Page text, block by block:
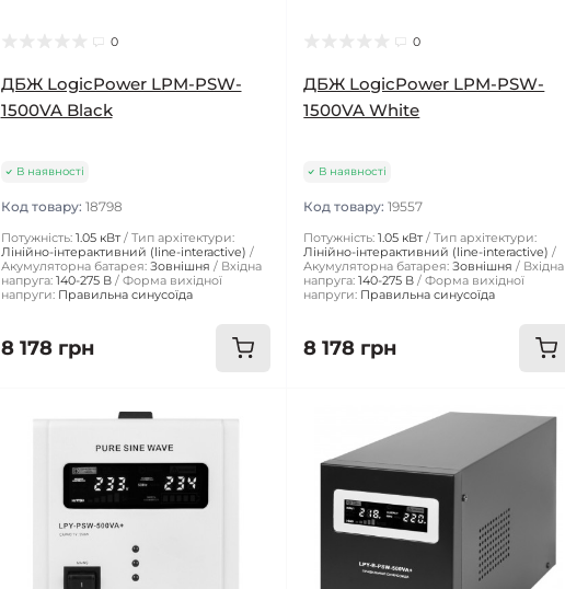
0
ДБЖ LogicPower LPM-PSW-
1500VA Black
В наявності
Код товару: 18798
Потужність: 1.05 кВт
Тип архітектури:
Лінійно-інтерактивний (line-interactive)
Акумуляторна батарея: Зовнішня
Вхідна
напруга: 140-275 В
Форма вихідної
напруги: Правильна синусоїда
8 178 грн
0
ДБЖ LogicPower LPM-PSW-
1500VA White
В наявності
Код товару:19557
Потужність: 1.05 кВт
Тип архітектури:
Лінійно-інтерактивний (line-interactive)
Акумуляторна батарея: Зовнішня
Вхідна
напруга: 140-275 В
Форма вихідної
напруги: Правильна синусоїда
8 178 грн